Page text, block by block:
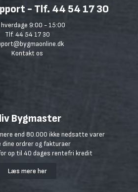
- Tlf. 44 54 17 30
hverdage 9:00 - 15:00
Tlf. 44 54 17 30
Kontakt os
Bygmaster
end 80.000 ikke nedsatte varer
dine ordrer og fakturaer
op til 40 dages rentefri kredit
Læs mere her